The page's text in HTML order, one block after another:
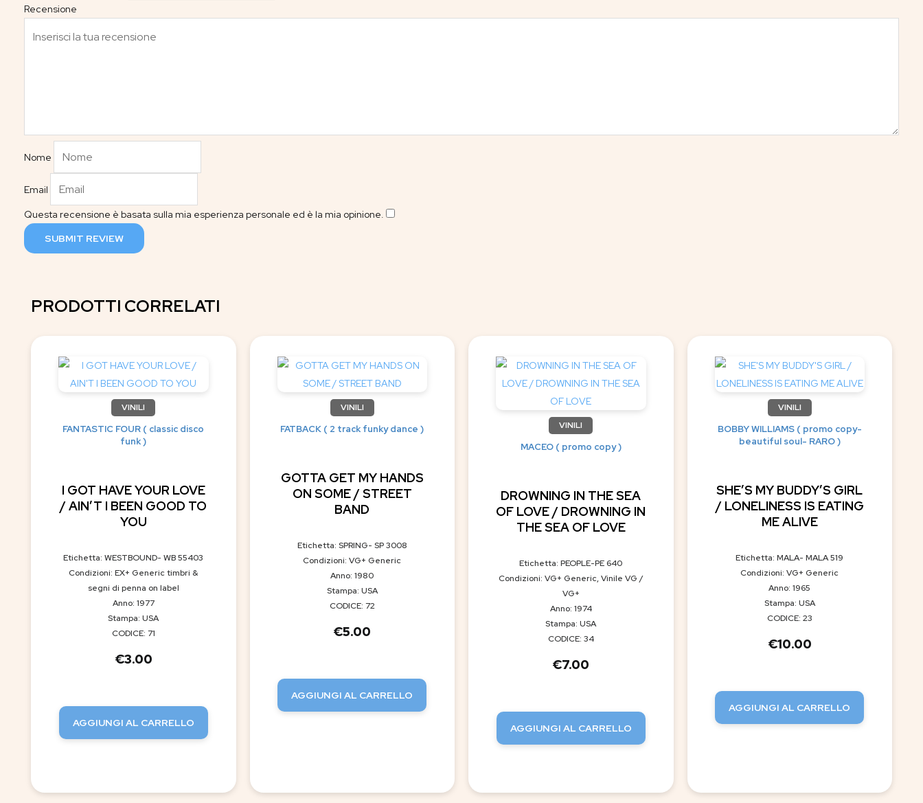
Recensione
Nome
Email
Questa recensione è basata sulla mia esperienza personale ed è la mia opinione.
SUBMIT REVIEW
PRODOTTI CORRELATI
VINILI
FANTASTIC FOUR ( classic disco
funk )
I GOT HAVE YOUR LOVE
/ AIN’T I BEEN GOOD TO
YOU
Etichetta: WESTBOUND- WB 55403
Condizioni: EX+ Generic timbri &
segni di penna on label
Anno: 1977
Stampa: USA
CODICE: 71
€3.00
AGGIUNGI AL CARRELLO
VINILI
FATBACK ( 2 track funky dance )
GOTTA GET MY HANDS
ON SOME / STREET
BAND
Etichetta: SPRING- SP 3008
Condizioni: VG+ Generic
Anno: 1980
Stampa: USA
CODICE: 72
€5.00
AGGIUNGI AL CARRELLO
VINILI
MACEO ( promo copy )
DROWNING IN THE SEA
OF LOVE / DROWNING IN
THE SEA OF LOVE
Etichetta: PEOPLE-PE 640
Condizioni: VG+ Generic, Vinile VG /
VG+
Anno: 1974
Stampa: USA
CODICE: 34
€7.00
AGGIUNGI AL CARRELLO
VINILI
BOBBY WILLIAMS ( promo copy-
beautiful soul- RARO )
SHE’S MY BUDDY’S GIRL
/ LONELINESS IS EATING
ME ALIVE
Etichetta: MALA- MALA 519
Condizioni: VG+ Generic
Anno: 1965
Stampa: USA
CODICE: 23
€10.00
AGGIUNGI AL CARRELLO